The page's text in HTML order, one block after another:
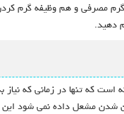
و هم وظیفه گرم
دهید.
است که تنها در زمانی
مشعل داده نمی شود این